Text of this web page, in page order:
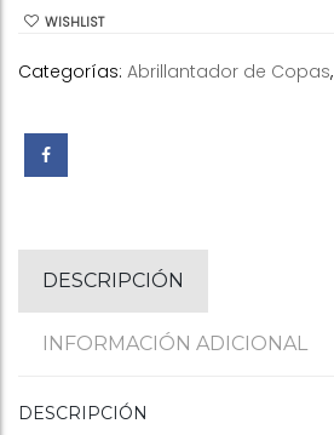
WISHLIST
Categorías: Abrillantador de Copas,
DESCRIPCIÓN
INFORMACIÓN ADICIONAL
DESCRIPCIÓN